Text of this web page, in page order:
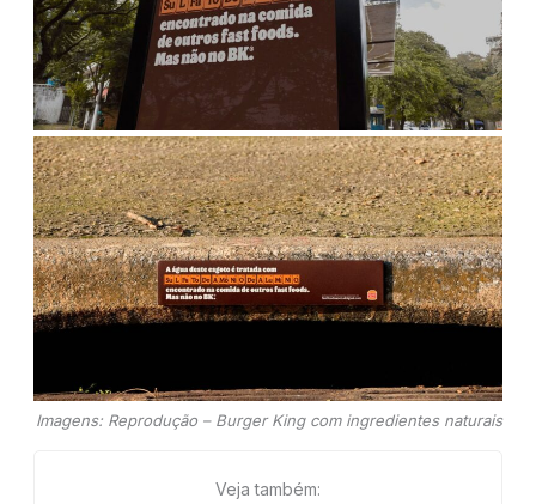
Imagens: Reprodução – Burger King com ingredientes naturais
Veja também: